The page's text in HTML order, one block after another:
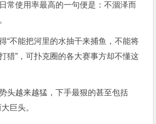
常使用率最高的一句便是：不涸泽而
“不能把河里的水抽干来捕鱼，不能将
猎”，可扑克圈的各大赛事方却不懂这
头越来越猛，下手最狠的甚至包括
巨头。